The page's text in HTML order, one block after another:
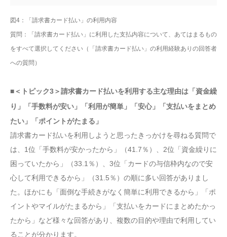
図4：「請求書カード払い」の利用内容
質問：「請求書カード払い」に利用した支払内容について、あてはまるもの
をすべて選択してください（「請求書カード払い」の利用経験ありの回答者
への質問）
■＜トピック3＞請求書カード払いを利用する主な理由は「資金繰
り」「手数料が安い」「利用が簡単」「安心」「支払いをまとめ
たい」「ポイントがたまる」
請求書カード払いを利用しようと思ったきっかけを尋ねる質問で
は、1位「手数料が安かったから」（41.7％）、2位「資金繰りに
困っていたから」（33.1％）、3位「カードの与信枠内なので安
心して利用できるから」（31.5％）の順に多い回答がありまし
た。ほかにも「面倒な手続きがなく簡単に利用できるから」「ポ
イントやマイルがたまるから」「支払いをカードにまとめたかっ
たから」など様々な回答があり、複数の目的や理由で利用してい
ることが分かります。